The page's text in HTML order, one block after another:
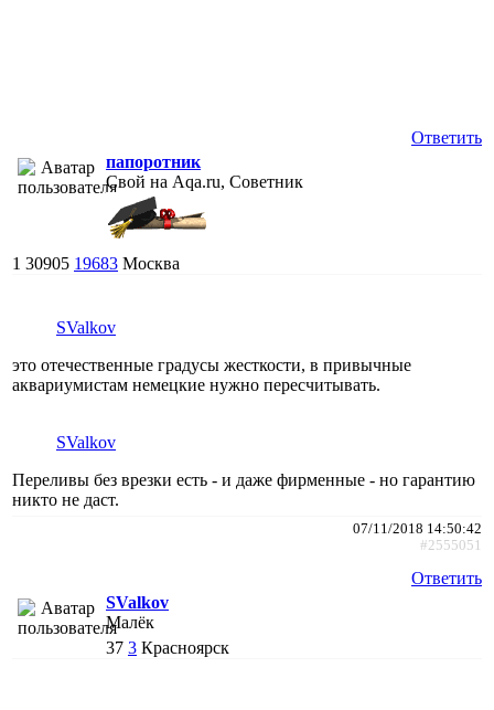
Ответить
папоротник
Свой на Aqa.ru, Советник
1 30905 19683 Москва
SValkov
это отечественные градусы жесткости, в привычные
аквариумистам немецкие нужно пересчитывать.
SValkov
Переливы без врезки есть - и даже фирменные - но гарантию
никто не даст.
07/11/2018 14:50:42
#2555051
Ответить
SValkov
Малёк
37 3 Красноярск